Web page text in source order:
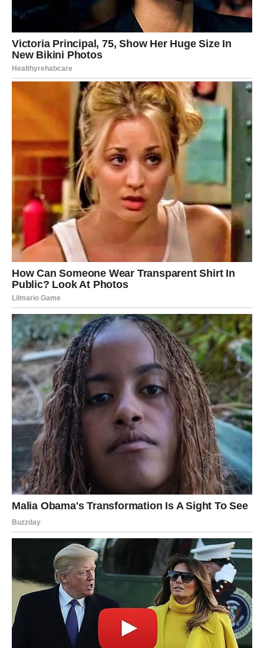
Sirni namazi (mladi sir, feta, krem sir)
Ajvar ili pinđur
Masline, kapari, rukola kao prilog
najlepše dok su tople, ali se mogu i podgrejati
u rerni sledećeg dana.
Zaključak: Brz, jednostavan i
ukusan recept za svaki dom
U vremenu kada svi žurimo i često nemamo vremena za
duge pripreme u kuhinji, ovakvi recepti su prava
dragocenost. Ove krafne bez kvasca su:
Brze za pripremu
Jednostavne– sa sastojcima koje svi uglavnom
imamo kod kuće.
Višenamenske
– mogu se poslužiti kao doručak,
užina, večera ili čak kao prilog uz supu.
Fleksibilne – mogu se puniti, začiniti, praviti u
različitim oblicima i kombinovati sa različitim
dodacima.
Ako ste ljubitelj peciva koje
spaja jednostavnost i domaći
ukus, ovaj recept će sigurno postati deo vaše kuhinjske
rutine.
Isprobajte već danas ovu recepturu i obradujte sebe i
svoje najmilije neodoljivim mirisom i ukusom domaćih,
mekanih krafni koje se jednostavno – ne zaboravljaju!